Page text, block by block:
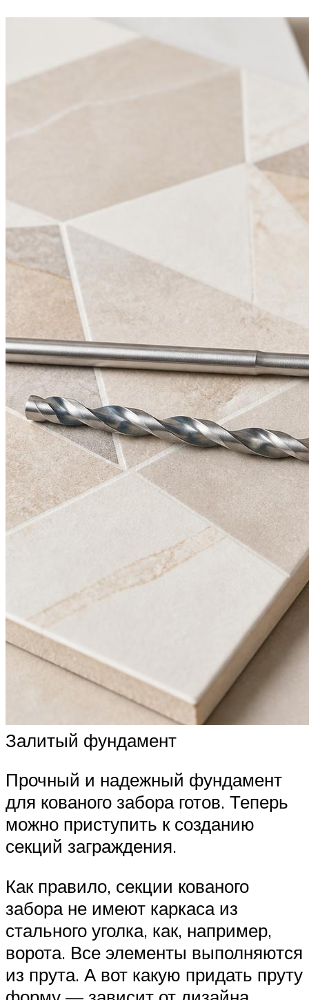
Залитый фундамент
Прочный и надежный фундамент
для кованого забора готов. Теперь
можно приступить к созданию
секций заграждения.
Как правило, секции кованого
забора не имеют каркаса из
стального уголка, как, например,
ворота. Все элементы выполняются
из прута. А вот какую придать пруту